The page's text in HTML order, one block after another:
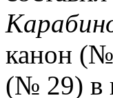
канон (№
(№ 29) в